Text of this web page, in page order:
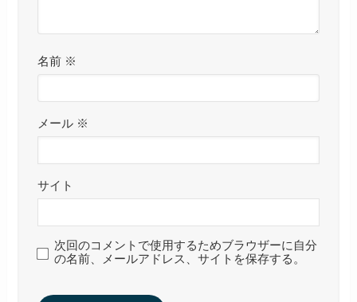
名前 ※
メール ※
サイト
次回のコメントで使用するためブラウザーに自分
の名前、メールアドレス、サイトを保存する。